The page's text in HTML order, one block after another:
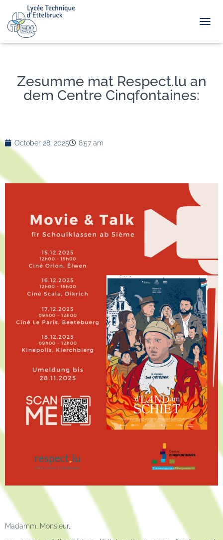
Zesumme mat Respect.lu an
dem Centre Cinqfontaines:
October 28, 2025 8:57 am
Madamm, Monsieur,